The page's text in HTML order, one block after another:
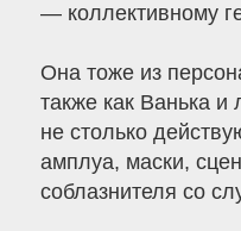
— коллективному
Она тоже из
также как Ванька и
не столько
амплуа, маски,
соблазнителя со